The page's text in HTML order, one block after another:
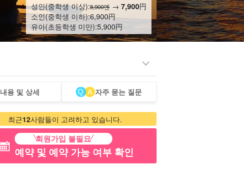
성인(중학생 이상):8,900엔 → 7,900円
소인(중학생 이하):6,900円
유아(초등학생 미만):5,900円
렌터카
내용 및 상세 자주 묻는 질문
최근12사람들이 고려하고 있습니다.
회원가입 불필요
예약 및 예약 가능 여부 확인